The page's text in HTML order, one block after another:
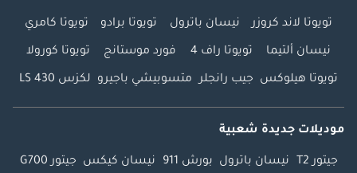
تويوتا لاند كروزر نيسان باترول تويوتا برادو تويوتا كامري
نيسان ألتيما تويوتا راف 4 فورد موستانج تويوتا كورولا
تويوتا هيلوكس جيب رانجلر متسوبيشي باجيرو لكزس LS 430
موديلات جديدة شعبية
جيتور T2 نيسان باترول بورش 911 نيسان كيكس جيتور G700